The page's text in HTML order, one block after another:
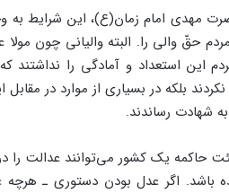
مهدی امام زمان(ع)، این شرایط
حقّ والی را. البته والیانی چون
این استعداد و آمادگی را
بلکه در بسیاری از موارد در
شهادت رساندند.
حاکمه یک کشور می‌توانند عدالت
باشد. اگر عدل بودن دستوری ـ هرچه